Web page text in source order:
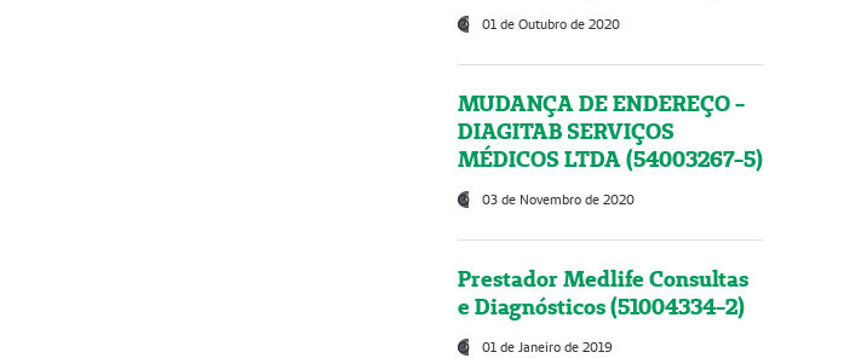
01 de Outubro de 2020
MUDANÇA DE ENDEREÇO -
DIAGITAB SERVIÇOS
MÉDICOS LTDA (54003267-5)
03 de Novembro de 2020
Prestador Medlife Consultas
e Diagnósticos (51004334-2)
01 de Janeiro de 2019